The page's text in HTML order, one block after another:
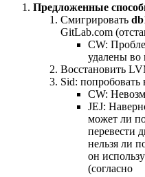
Предложенные
Смигрировать
GitLab.com
CW:
удалены во
Восстановить
Sid: попробовать
CW:
JEJ:
может ли
перевести
нельзя ли
он
(согласно